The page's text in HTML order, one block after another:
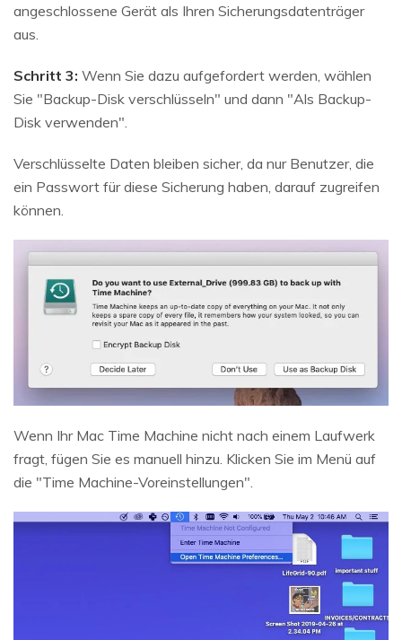
angeschlossene Gerät als Ihren Sicherungsdatenträger
aus.
Schritt 3: Wenn Sie dazu aufgefordert werden, wählen
Sie "Backup-Disk verschlüsseln" und dann "Als Backup-
Disk verwenden".
Verschlüsselte Daten bleiben sicher, da nur Benutzer, die
ein Passwort für diese Sicherung haben, darauf zugreifen
können.
Wenn Ihr Mac Time Machine nicht nach einem Laufwerk
fragt, fügen Sie es manuell hinzu. Klicken Sie im Menü auf
die "Time Machine-Voreinstellungen".